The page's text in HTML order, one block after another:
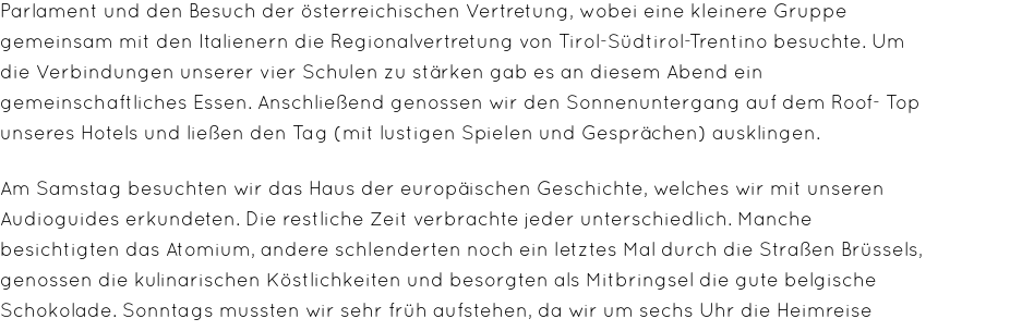
Parlament und den Besuch der österreichischen Vertretung, wobei eine kleinere Gruppe
gemeinsam mit den Italienern die Regionalvertretung von Tirol-Südtirol-Trentino besuchte. Um
die Verbindungen unserer vier Schulen zu stärken gab es an diesem Abend ein
gemeinschaftliches Essen. Anschließend genossen wir den Sonnenuntergang auf dem Roof- Top
unseres Hotels und ließen den Tag (mit lustigen Spielen und Gesprächen) ausklingen.
Am Samstag besuchten wir das Haus der europäischen Geschichte, welches wir mit unseren
Audioguides erkundeten. Die restliche Zeit verbrachte jeder unterschiedlich. Manche
besichtigten das Atomium, andere schlenderten noch ein letztes Mal durch die Straßen Brüssels,
genossen die kulinarischen Köstlichkeiten und besorgten als Mitbringsel die gute belgische
Schokolade. Sonntags mussten wir sehr früh aufstehen, da wir um sechs Uhr die Heimreise